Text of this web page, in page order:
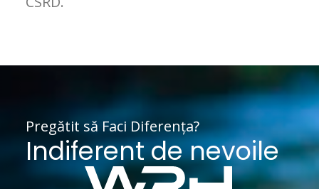
Pregătit să Faci Diferența?
Indiferent de nevoile